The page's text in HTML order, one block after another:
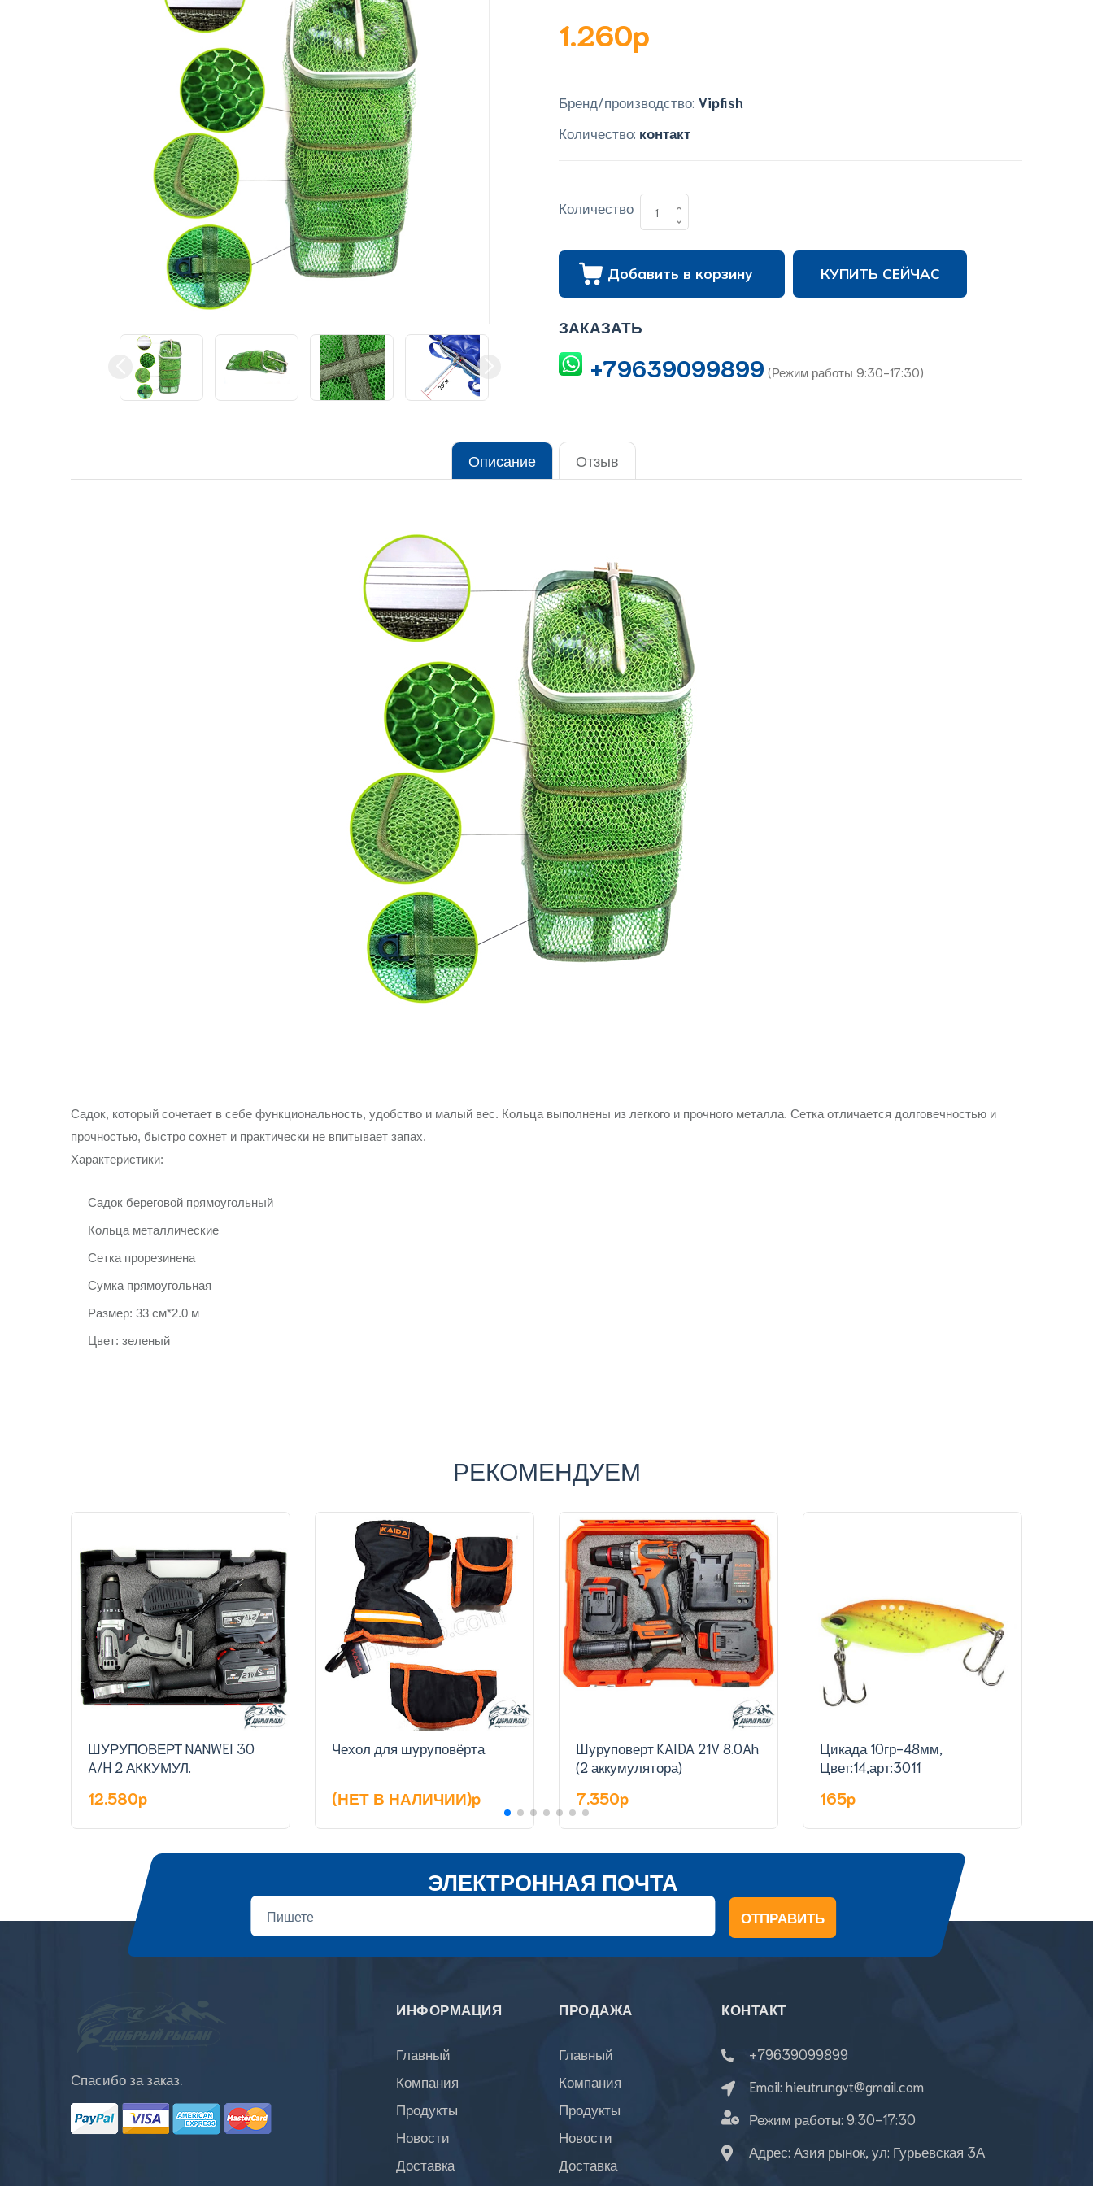
1.260p
Бренд/производство: Vipfish
Количество: контакт
Количество
Добавить в корзину КУПИТЬ СЕЙЧАС
ЗАКАЗАТЬ
+79639099899 (Режим работы 9:30-17:30)
Описание Отзыв
Садок, который сочетает в себе функциональность, удобство и малый вес. Кольца выполнены из легкого и прочного металла. Сетка отличается долговечностью и
прочностью, быстро сохнет и практически не впитывает запах.
Характеристики:
Садок береговой прямоугольный
Кольца металлические
Сетка прорезинена
Сумка прямоугольная
Размер: 33 см*2.0 м
Цвет: зеленый
РЕКОМЕНДУЕМ
ШУРУПОВЕРТ NANWEI 30
A/H 2 АККУМУЛ.
12.580p
Чехол для шуруповёрта
(НЕТ В НАЛИЧИИ)p
Шуруповерт KAIDA 21V 8.0Ah
(2 аккумулятора)
7.350p
Цикада 10гр-48мм,
Цвет:14,арт:3011
165p
ЭЛЕКТРОННАЯ ПОЧТА
ОТПРАВИТЬ
Спасибо за заказ.
ИНФОРМАЦИЯ
Главный
Компания
Продукты
Новости
Доставка
ПРОДАЖА
Главный
Компания
Продукты
Новости
Доставка
КОНТАКТ
+79639099899
Email: hieutrungvt@gmail.com
Режим работы: 9:30-17:30
Адрес: Азия рынок, ул: Гурьевская 3А